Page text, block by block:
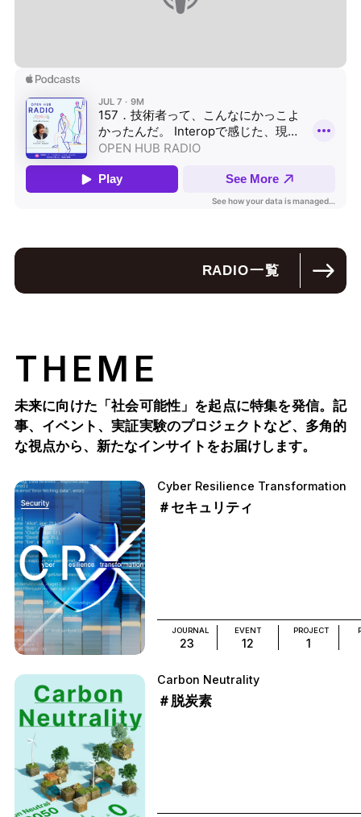
RADIO一覧
THEME
未来に向けた「社会可能性」を起点に特集を発信。記
事、イベント、実証実験のプロジェクトなど、多角的
な視点から、新たなインサイトをお届けします。
Cyber Resilience Transformation
＃セキュリティ
JOURNAL
23
EVENT
12
PROJECT
1
Carbon Neutrality
＃脱炭素